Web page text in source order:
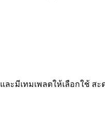
ละมีเทมเพลตให้เลือกใช้ สะ